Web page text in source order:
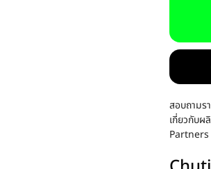
สอบถามร
เกี่ยวกับ
Partners